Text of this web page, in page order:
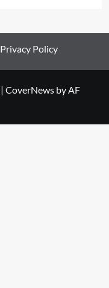
Privacy Policy
| CoverNews by AF